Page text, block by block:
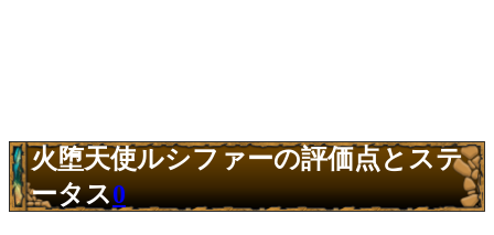
火堕天使ルシファーの評価点とステ
ータス0